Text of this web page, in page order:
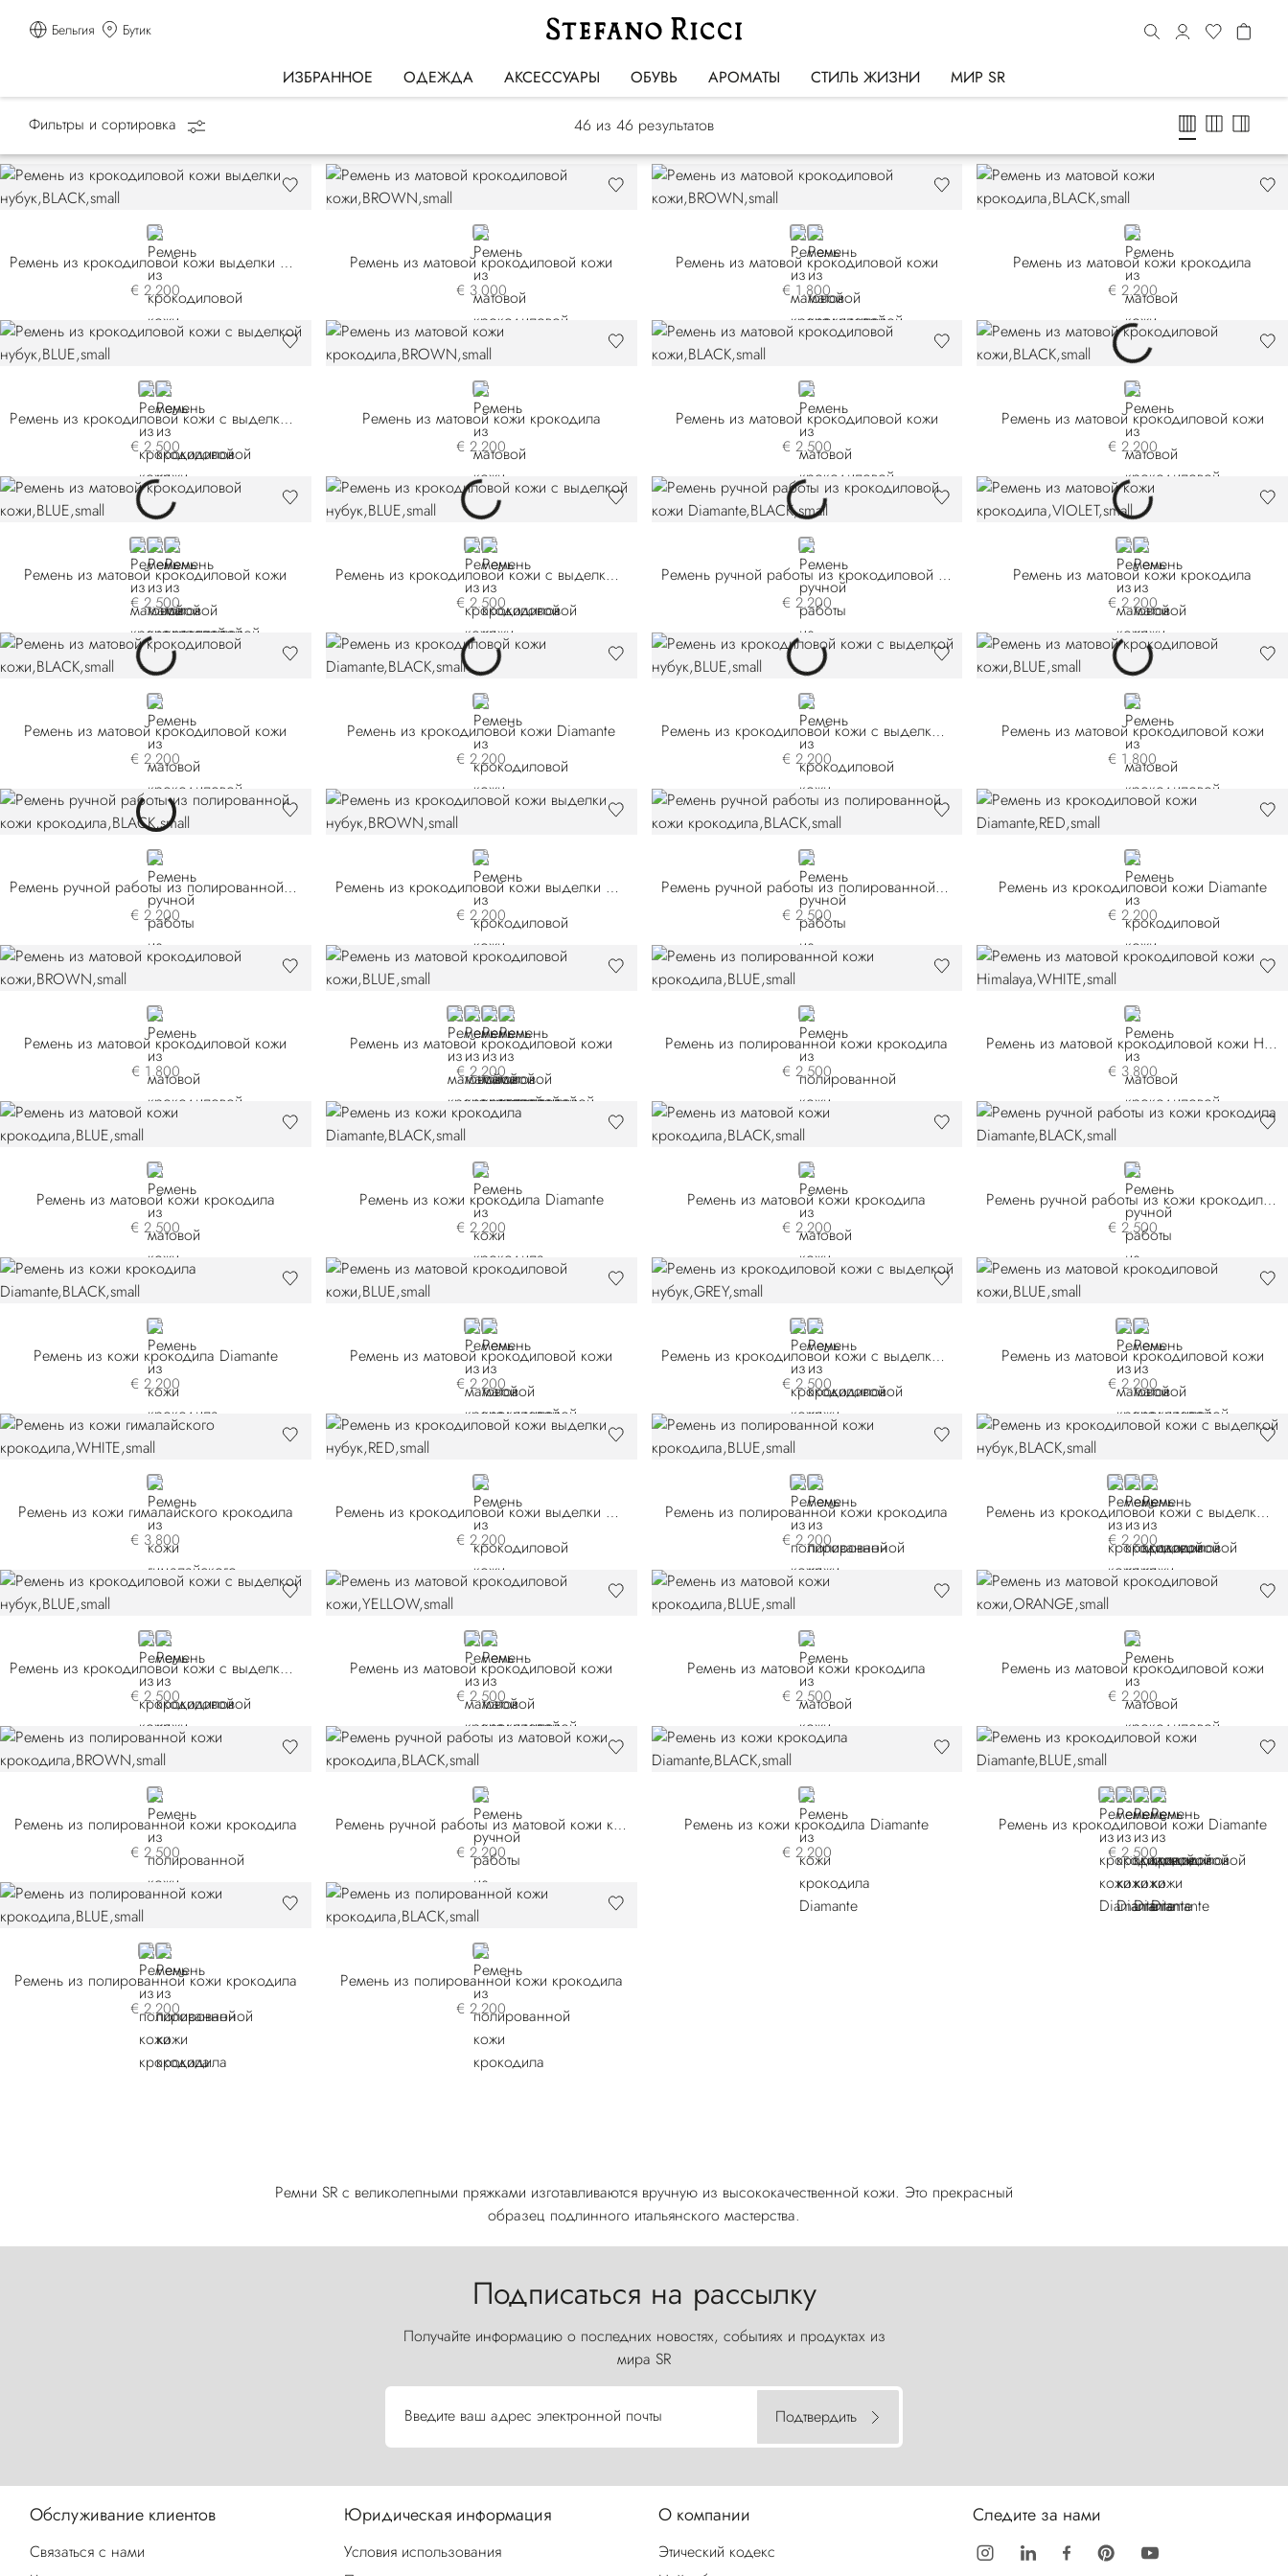
Бельгия Бутик
ИЗБРАННОЕ ОДЕЖДА АКСЕССУАРЫ ОБУВЬ АРОМАТЫ СТИЛЬ ЖИЗНИ МИР SR
Главная страница АКСЕССУАРЫ
Ремни
Фильтры и сортировка 46 из 46 результатов
BLACK
Ремень из крокодиловой кожи выделки нубук
€ 2.200
BROWN
Ремень из матовой крокодиловой кожи
€ 3.000
BROWN
BLACK
Ремень из матовой крокодиловой кожи
€ 1.800
BLACK
Ремень из матовой кожи крокодила
€ 2.200
BLUE C558P3-B013
BLUE C558P3-B049
Ремень из крокодиловой кожи с выделкой нубук
€ 2.500
BROWN
Ремень из матовой кожи крокодила
€ 2.200
BLACK
Ремень из матовой крокодиловой кожи
€ 2.500
BLACK
Ремень из матовой крокодиловой кожи
€ 2.200
BLUEBROWN
BLACK
Ремень из матовой крокодиловой кожи
€ 2.500
BLUEBLACK
Ремень из крокодиловой кожи с выделкой нубук
€ 2.500
BLACK
Ремень ручной работы из крокодиловой кожи Diamante
€ 2.200
VIOLET
RED
Ремень из матовой кожи крокодила
€ 2.200
BLACK
Ремень из матовой крокодиловой кожи
€ 2.200
BLACK
Ремень из крокодиловой кожи Diamante
€ 2.200
BLUE
Ремень из крокодиловой кожи с выделкой нубук
€ 2.200
BLUE
Ремень из матовой крокодиловой кожи
€ 1.800
BLACK
Ремень ручной работы из полированной кожи крокодила
€ 2.200
BROWN
Ремень из крокодиловой кожи выделки нубук
€ 2.200
BLACK
Ремень ручной работы из полированной кожи крокодила
€ 2.500
RED
Ремень из крокодиловой кожи Diamante
€ 2.200
BROWN
Ремень из матовой крокодиловой кожи
€ 1.800
BLUEBEIGE
BLACKGREEN
Ремень из матовой крокодиловой кожи
€ 2.200
BLUE
Ремень из полированной кожи крокодила
€ 2.500
WHITE
Ремень из матовой крокодиловой кожи Himalaya
€ 3.800
BLUE
Ремень из матовой кожи крокодила
€ 2.500
BLACK
Ремень из кожи крокодила Diamante
€ 2.200
BLACK
Ремень из матовой кожи крокодила
€ 2.200
BLACK
Ремень ручной работы из кожи крокодила Diamante
€ 2.500
BLACK
Ремень из кожи крокодила Diamante
€ 2.200
BLUEBLACK
Ремень из матовой крокодиловой кожи
€ 2.200
GREYBROWN C558T1-M079
Ремень из крокодиловой кожи с выделкой нубук
€ 2.500
BLUEBROWN
Ремень из матовой крокодиловой кожи
€ 2.200
WHITE
Ремень из кожи гималайского крокодила
€ 3.800
RED
Ремень из крокодиловой кожи выделки нубук
€ 2.200
BLUEBLACK
Ремень из полированной кожи крокодила
€ 2.200
BLACK
REDGREEN
Ремень из крокодиловой кожи с выделкой нубук
€ 2.200
BLUEBLACK
Ремень из крокодиловой кожи с выделкой нубук
€ 2.500
YELLOW
BLACK
Ремень из матовой крокодиловой кожи
€ 2.500
BLUE C558P3-B013
Ремень из матовой кожи крокодила
€ 2.500
ORANGE
Ремень из матовой крокодиловой кожи
€ 2.200
BROWN
Ремень из полированной кожи крокодила
€ 2.500
BLACK
Ремень ручной работы из матовой кожи крокодила
€ 2.200
BLACK
Ремень из кожи крокодила Diamante
€ 2.200
BLUEBROWN
BLACK
RED
Ремень из крокодиловой кожи Diamante
€ 2.500
BLUEBROWN
Ремень из полированной кожи крокодила
€ 2.200
BLACK
Ремень из полированной кожи крокодила
€ 2.200
Ремни SR с великолепными пряжками изготавливаются вручную из высококачественной кожи. Это прекрасный
образец подлинного итальянского мастерства.
Подписаться на рассылку
Получайте информацию о последних новостях, событиях и продуктах из
мира SR
Введите ваш адрес электронной почты Подтвердить
Обслуживание клиентов
Связаться с нами
Юридическая информация
Условия использования
О компании
Этический кодекс
Следите за нами